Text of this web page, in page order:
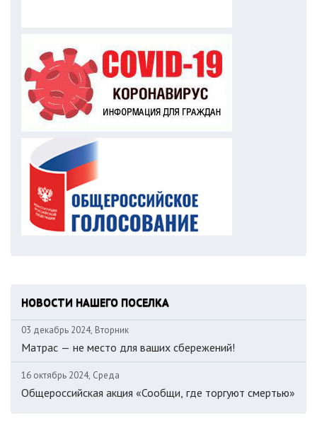
НОВОСТИ НАШЕГО ПОСЕЛКА
03 декабрь 2024, Вторник
Матрас — не место для ваших сбережений!
16 октябрь 2024, Среда
Общероссийская акция «Сообщи, где торгуют смертью»